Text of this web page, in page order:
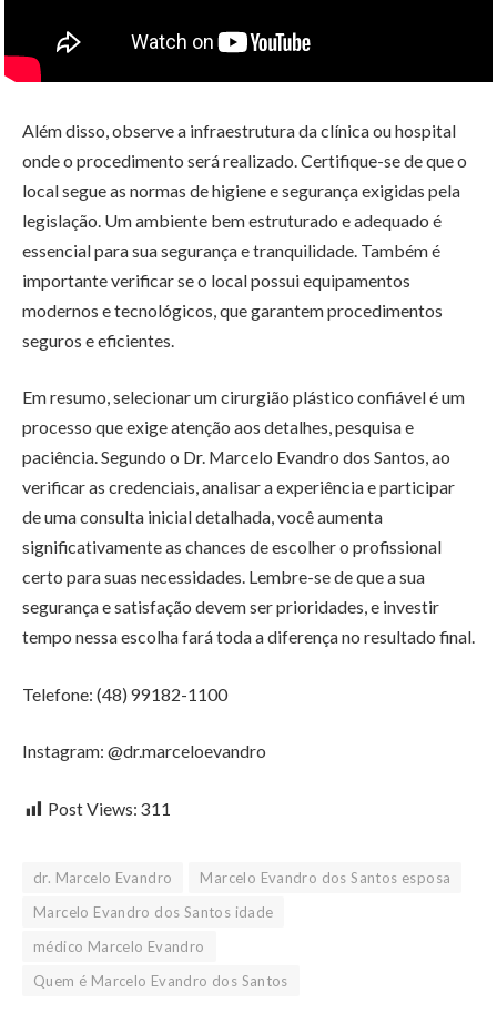
Além disso, observe a infraestrutura da clínica ou hospital
onde o procedimento será realizado. Certifique-se de que o
local segue as normas de higiene e segurança exigidas pela
legislação. Um ambiente bem estruturado e adequado é
essencial para sua segurança e tranquilidade. Também é
importante verificar se o local possui equipamentos
modernos e tecnológicos, que garantem procedimentos
seguros e eficientes.
Em resumo, selecionar um cirurgião plástico confiável é um
processo que exige atenção aos detalhes, pesquisa e
paciência. Segundo o Dr. Marcelo Evandro dos Santos, ao
verificar as credenciais, analisar a experiência e participar
de uma consulta inicial detalhada, você aumenta
significativamente as chances de escolher o profissional
certo para suas necessidades. Lembre-se de que a sua
segurança e satisfação devem ser prioridades, e investir
tempo nessa escolha fará toda a diferença no resultado final.
Telefone: (48) 99182-1100
Instagram: @dr.marceloevandro
Post Views: 311
dr. Marcelo Evandro
Marcelo Evandro dos Santos esposa
Marcelo Evandro dos Santos idade
médico Marcelo Evandro
Quem é Marcelo Evandro dos Santos